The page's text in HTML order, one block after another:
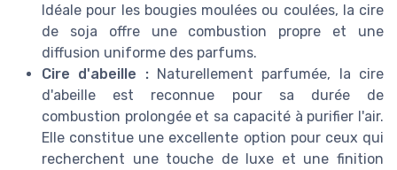
Idéale pour les bougies moulées ou coulées, la cire
de soja offre une combustion propre et une
diffusion uniforme des parfums.
Cire d'abeille :Naturellement parfumée, la cire
d'abeille est reconnue pour sa durée de
combustion prolongée et sa capacité à purifier l'air.
Elle constitue une excellente option pour ceux qui
recherchent une touche de luxe et une finition